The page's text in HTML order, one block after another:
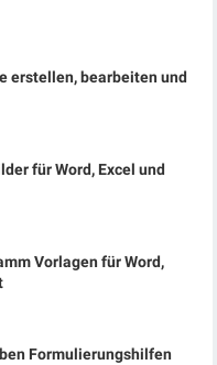
erstellen, bearbeiten und
für Word, Excel und
Vorlagen für Word,
Formulierungshilfen